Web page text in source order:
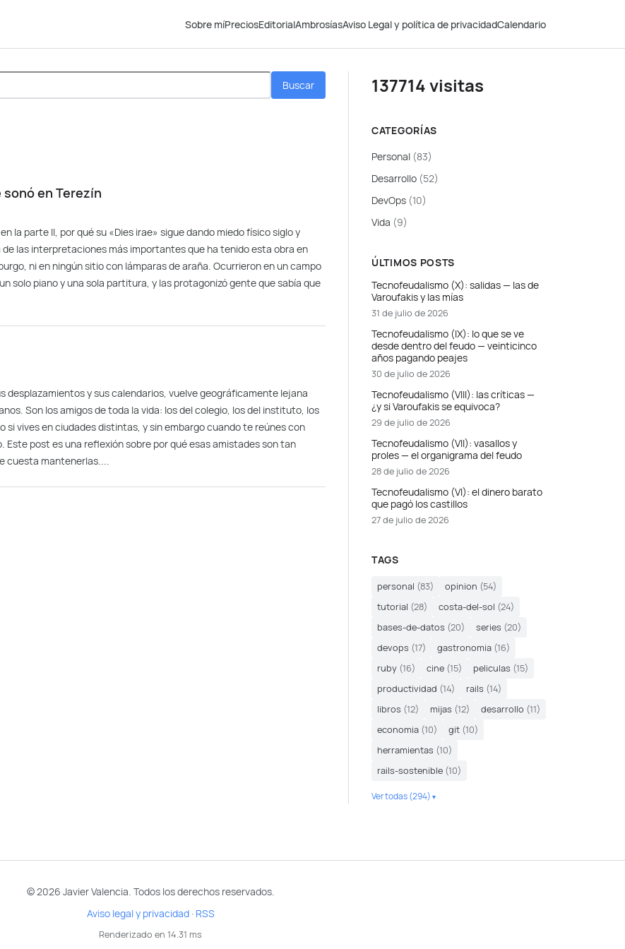
Sobre míPreciosEditorialAmbrosíasAviso Legal y política de privacidadCalendario
Buscar
sonó en Terezín
la parte II, por qué su «Dies irae» sigue dando miedo físico siglo y
las interpretaciones más importantes que ha tenido esta obra en
ni en ningún sitio con lámparas de araña. Ocurrieron en un campo
solo piano y una sola partitura, y las protagonizó gente que sabía que
desplazamientos y sus calendarios, vuelve geográficamente lejana
Son los amigos de toda la vida: los del colegio, los del instituto, los
si vives en ciudades distintas, y sin embargo cuando te reúnes con
Este post es una reflexión sobre por qué esas amistades son tan
cuesta mantenerlas....
137714 visitas
CATEGORÍAS
Personal (83)
Desarrollo (52)
DevOps (10)
Vida (9)
ÚLTIMOS POSTS
Tecnofeudalismo (X): salidas — las de
Varoufakis y las mías
31 de julio de 2026
Tecnofeudalismo (IX): lo que se ve
desde dentro del feudo — veinticinco
años pagando peajes
30 de julio de 2026
Tecnofeudalismo (VIII): las críticas —
¿y si Varoufakis se equivoca?
29 de julio de 2026
Tecnofeudalismo (VII): vasallos y
proles — el organigrama del feudo
28 de julio de 2026
Tecnofeudalismo (VI): el dinero barato
que pagó los castillos
27 de julio de 2026
TAGS
personal (83) opinion (54)
tutorial (28) costa-del-sol (24)
bases-de-datos (20) series (20)
devops (17) gastronomia (16)
ruby (16) cine (15) peliculas (15)
productividad (14) rails (14)
libros (12) mijas (12) desarrollo (11)
economia (10) git (10)
herramientas (10)
rails-sostenible (10)
Ver todas (294)
© 2026 Javier Valencia. Todos los derechos reservados.
Aviso legal y privacidad · RSS
Renderizado en 14.31 ms